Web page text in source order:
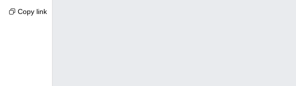
Copy link